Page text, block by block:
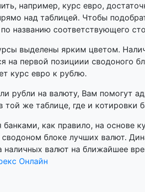
например, курс евро,
над таблицей. Чтобы
названию соответствующего
выделены ярким цветом.
на первой позициии сводоного
курс евро к рублю.
рубли на валюту, Вам помогут
же таблице, где и котировки
как правило, на основе
блоке лучших валют.
наличных валют на ближайшее
Онлайн